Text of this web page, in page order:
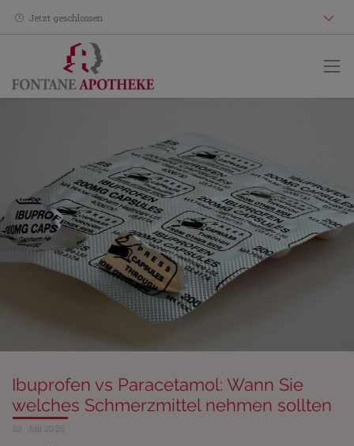
Jetzt geschlossen
Ibuprofen vs Paracetamol: Wann Sie
welches Schmerzmittel nehmen sollten
30. Juli 2025